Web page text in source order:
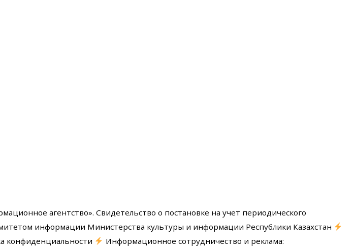
агентство». Свидетельство о постановке на учет периодического
информации Министерства культуры и информации Республики Казахстан
конфиденциальности Информационное сотрудничество и реклама: